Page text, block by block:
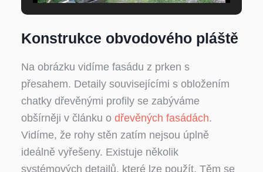
Konstrukce obvodového pláště
Na obrázku vidíme fasádu z prken s
přesahem. Detaily souvisejícími s obložením
chatky dřevěnými profily se zabýváme
obšírněji v článku o dřevěných fasádách.
Vidíme, že rohy stěn zatím nejsou úplně
ideálně vyřešeny. Existuje několik
systémových detailů, které lze použít. Těm se